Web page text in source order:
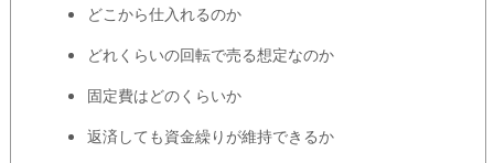
どこから仕入れるのか
どれくらいの回転で売る想定なのか
固定費はどのくらいか
返済しても資金繰りが維持できるか